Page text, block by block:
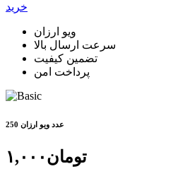
خرید
ویو ارزان
سرعت ارسال بالا
تضمین کیفیت
پرداخت امن
250 عدد ویو ارزان
۱,۰۰۰تومان